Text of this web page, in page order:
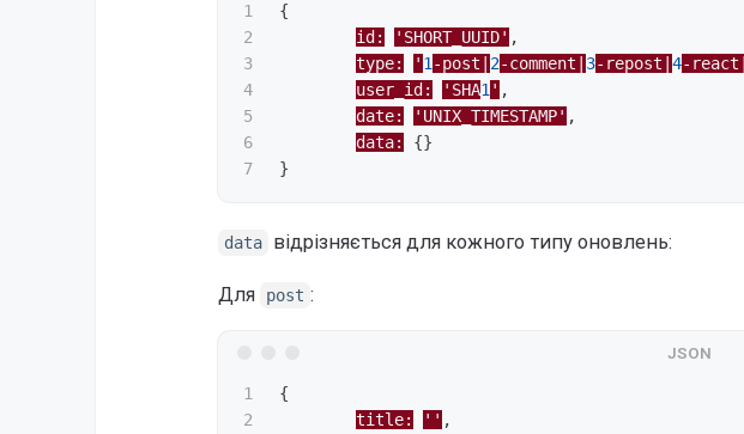
1
2
3
4
5
6
{
id:
'SHORT_UUID' ,
type:
' 1 -post| 2-comment| 3-repost| 4-react|
user_id:
'SHA1 ' ,
date:
'UNIX_TIMESTAMP' ,
data:
{}
}
data відрізняється для кожного типу оновлень:
Для post :
1
2
{
title:
'' ,